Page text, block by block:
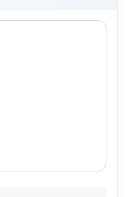
دیدگاه